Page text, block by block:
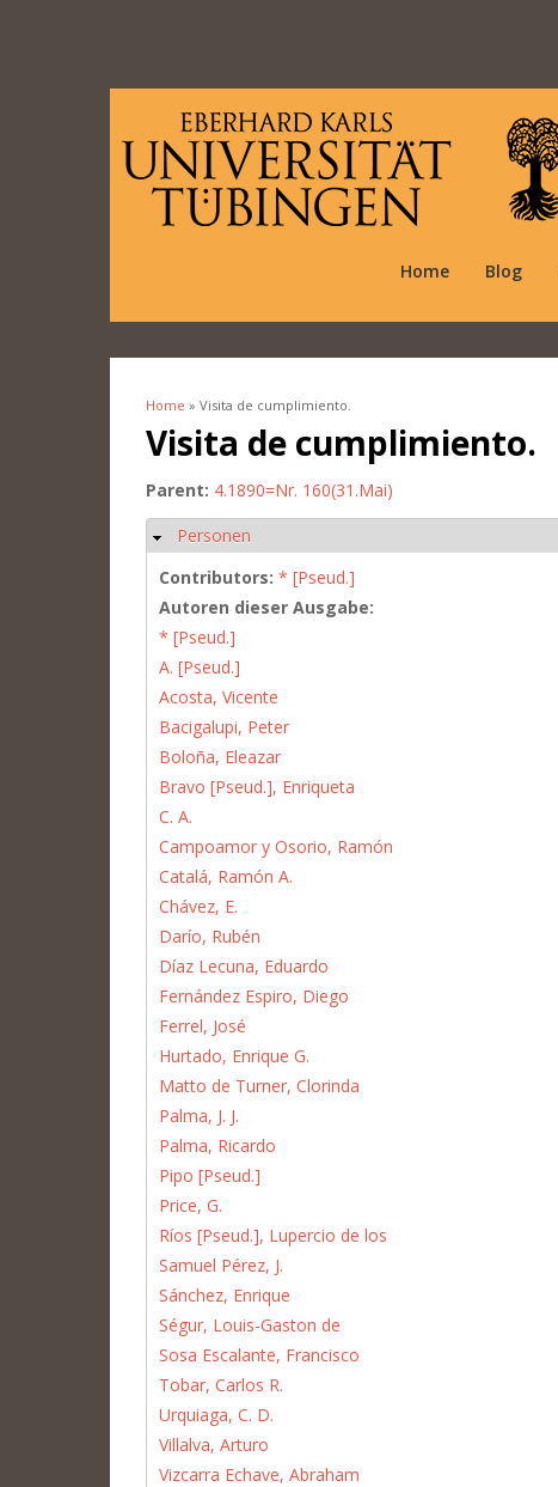
Home Blog
You are here
Home » Visita de cumplimiento.
Visita de cumplimiento.
Parent: 4.1890=Nr. 160(31.Mai)
Hide
Personen
Contributors: * [Pseud.]
Autoren dieser Ausgabe:
* [Pseud.]
A. [Pseud.]
Acosta, Vicente
Bacigalupi, Peter
Boloña, Eleazar
Bravo [Pseud.], Enriqueta
C. A.
Campoamor y Osorio, Ramón
Catalá, Ramón A.
Chávez, E.
Darío, Rubén
Díaz Lecuna, Eduardo
Fernández Espiro, Diego
Ferrel, José
Hurtado, Enrique G.
Matto de Turner, Clorinda
Palma, J. J.
Palma, Ricardo
Pipo [Pseud.]
Price, G.
Ríos [Pseud.], Lupercio de los
Samuel Pérez, J.
Sánchez, Enrique
Ségur, Louis-Gaston de
Sosa Escalante, Francisco
Tobar, Carlos R.
Urquiaga, C. D.
Villalva, Arturo
Vizcarra Echave, Abraham